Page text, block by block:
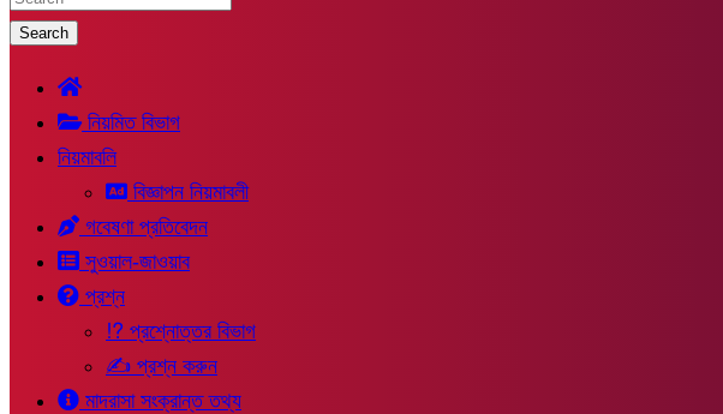
Search
নিয়মিত বিভাগ
নিয়মাবলি
বিজ্ঞাপন নিয়মাবলী
গবেষণা প্রতিবেদন
সুওয়াল-জাওয়াব
প্রশ্ন
⁉ প্রশ্নোত্তর বিভাগ
✍ প্রশ্ন করুন
মাদরাসা সংক্রান্ত তথ্য